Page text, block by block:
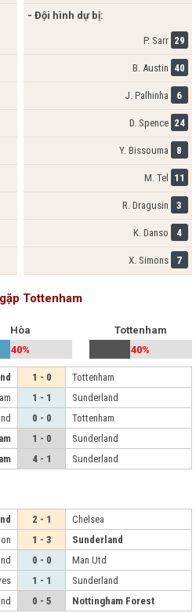
- Đội hình dự bị:
29
P. Sarr
40
B. Austin
6
J. Palhinha
24
D. Spence
8
Y. Bissouma
11
M. Tel
3
R. Dragusin
4
K. Danso
7
X. Simons
Tottenham
Hòa
40%
Tottenham
40%
1 - 0
Tottenham
1 - 1
Sunderland
0 - 0
Tottenham
1 - 0
Sunderland
4 - 1 Sunderland
2 - 1
Chelsea
1 - 3
Sunderland
0 - 0
Man Utd
1 - 1
Sunderland
0 - 5 Nottingham Forest